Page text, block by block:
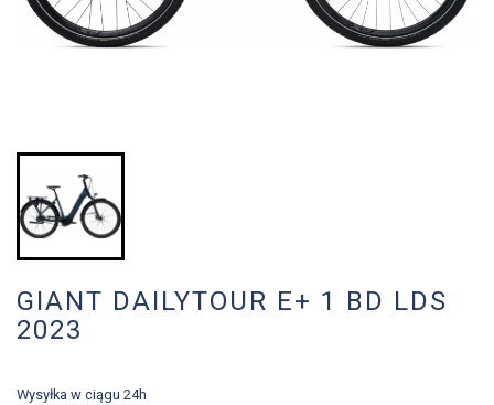
GIANT DAILYTOUR E+ 1 BD LDS
2023
Wysyłka w ciągu 24h